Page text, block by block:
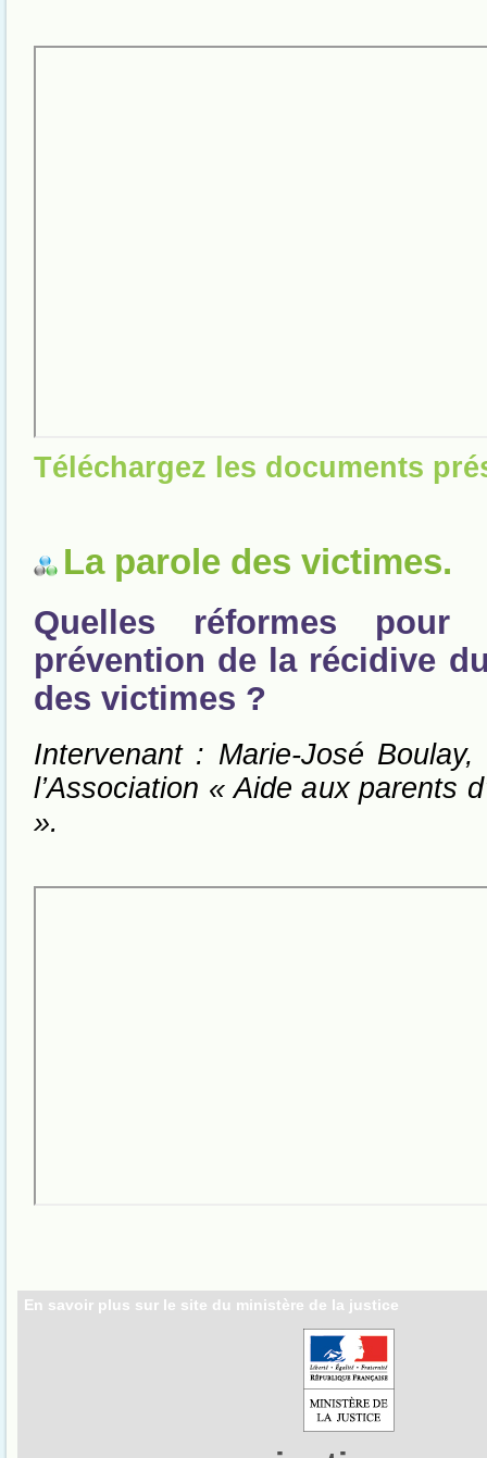
Téléchargez les documents
La parole des victimes.
Quelles réformes pour
prévention de la récidive
des victimes ?
Intervenant : Marie-José
l’Association « Aide aux parents
».
En savoir plus sur le site du ministère de la justice